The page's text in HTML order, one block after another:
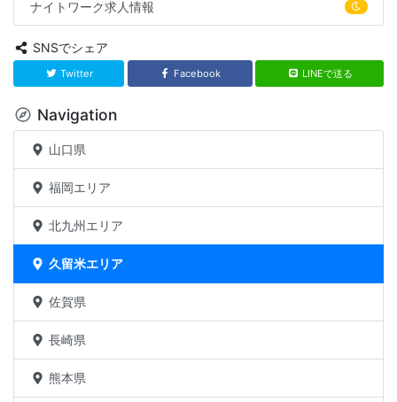
ナイトワーク求人情報
SNSでシェア
Twitter Facebook LINEで送る
Navigation
山口県
福岡エリア
北九州エリア
久留米エリア
佐賀県
長崎県
熊本県